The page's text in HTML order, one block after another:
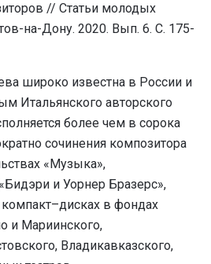
// Статьи молодых
на-Дону. 2020. Вып. 6. С. 175-
широко известна в России и
Итальянского авторского
более чем в сорока
сочинения композитора
«Музыка»,
и Уорнер Бразерс»,
компакт–дисках в фондах
и Мариинского,
Владикавказского,